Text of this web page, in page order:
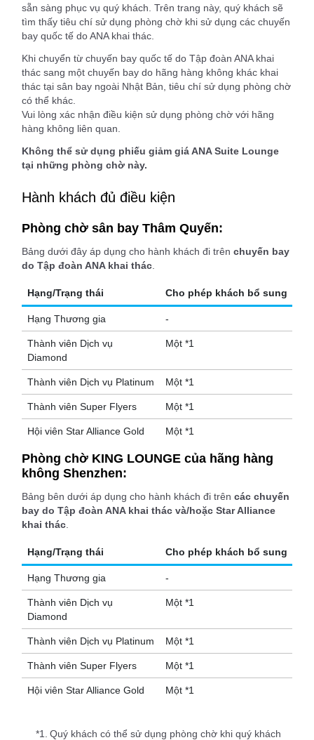
sẵn sàng phục vụ quý khách. Trên trang này, quý khách sẽ
tìm thấy tiêu chí sử dụng phòng chờ khi sử dụng các chuyến
bay quốc tế do ANA khai thác.
Khi chuyển từ chuyến bay quốc tế do Tập đoàn ANA khai
thác sang một chuyến bay do hãng hàng không khác khai
thác tại sân bay ngoài Nhật Bản, tiêu chí sử dụng phòng chờ
có thể khác.
Vui lòng xác nhận điều kiện sử dụng phòng chờ với hãng
hàng không liên quan.
Không thể sử dụng phiếu giảm giá ANA Suite Lounge
tại những phòng chờ này.
Hành khách đủ điều kiện
Phòng chờ sân bay Thâm Quyến:
Bảng dưới đây áp dụng cho hành khách đi trên chuyến bay
do Tập đoàn ANA khai thác
Hạng/Trạng thái Cho phép khách bổ sung
Hạng Thương gia -
Thành viên Dịch vụ
Diamond
Một *1
Thành viên Dịch vụ Platinum Một *1
Thành viên Super Flyers Một *1
Hội viên Star Alliance Gold Một *1
Phòng chờ KING LOUNGE của hãng hàng
không Shenzhen:
Bảng bên dưới áp dụng cho hành khách đi trên các chuyến
bay do Tập đoàn ANA khai thác và/hoặc Star Alliance
khai thác
Hạng/Trạng thái Cho phép khách bổ sung
Hạng Thương gia -
Thành viên Dịch vụ
Diamond
Một *1
Thành viên Dịch vụ Platinum Một *1
Thành viên Super Flyers Một *1
Hội viên Star Alliance Gold Một *1
*1.
Quý khách có thể sử dụng phòng chờ khi quý khách